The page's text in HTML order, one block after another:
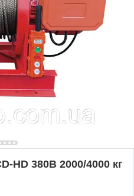
HD 380В 2000/4000 кг